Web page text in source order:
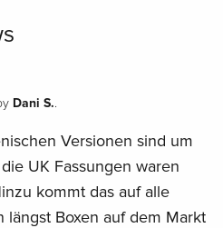
EUR 22.49
EUR 22.49
Dani S..
Versionen sind um
UK Fassungen waren
kommt das auf alle
längst Boxen auf dem Markt